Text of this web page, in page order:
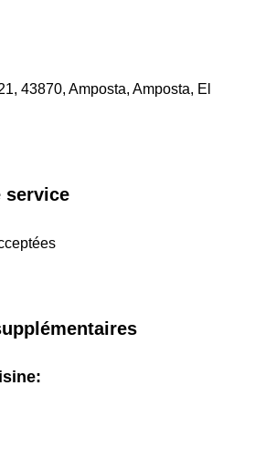
43870, Amposta, Amposta, El
service